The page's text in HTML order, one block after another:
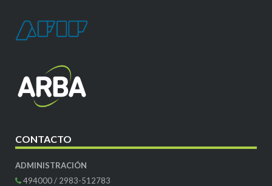
CONTACTO
ADMINISTRACIÓN
494000 / 2983-512783